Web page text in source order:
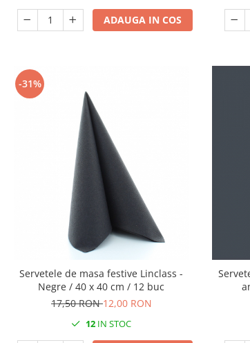
ADAUGA IN COS
-31%
Servetele de masa festive Linclass -
Negre / 40 x 40 cm / 12 buc
17,50 RON12,00 RON
12 IN STOC